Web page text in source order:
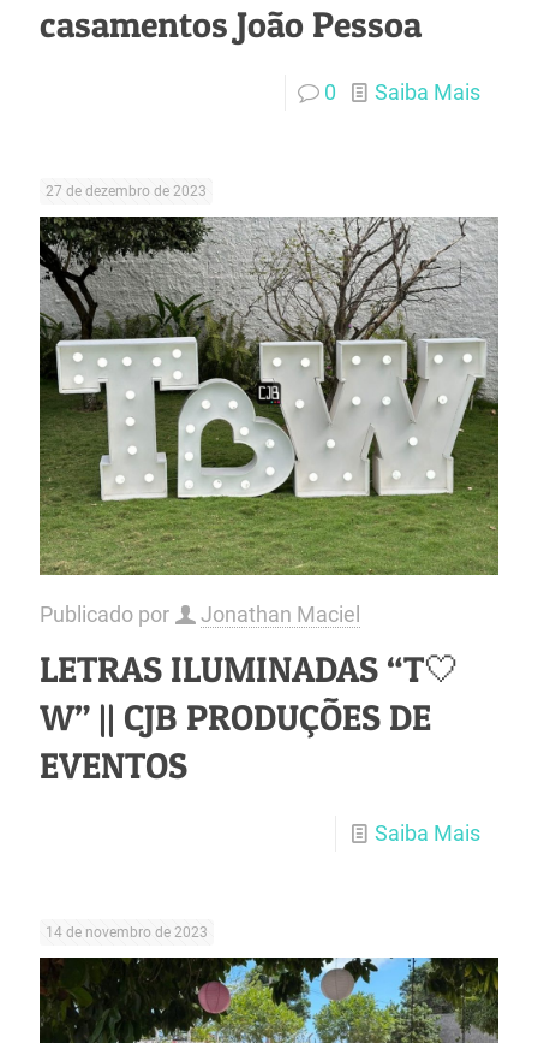
casamentos João Pessoa
0 Saiba Mais
27 de dezembro de 2023
Publicado por Jonathan Maciel
LETRAS ILUMINADAS “T🤍
W” || CJB PRODUÇÕES DE
EVENTOS
Saiba Mais
14 de novembro de 2023